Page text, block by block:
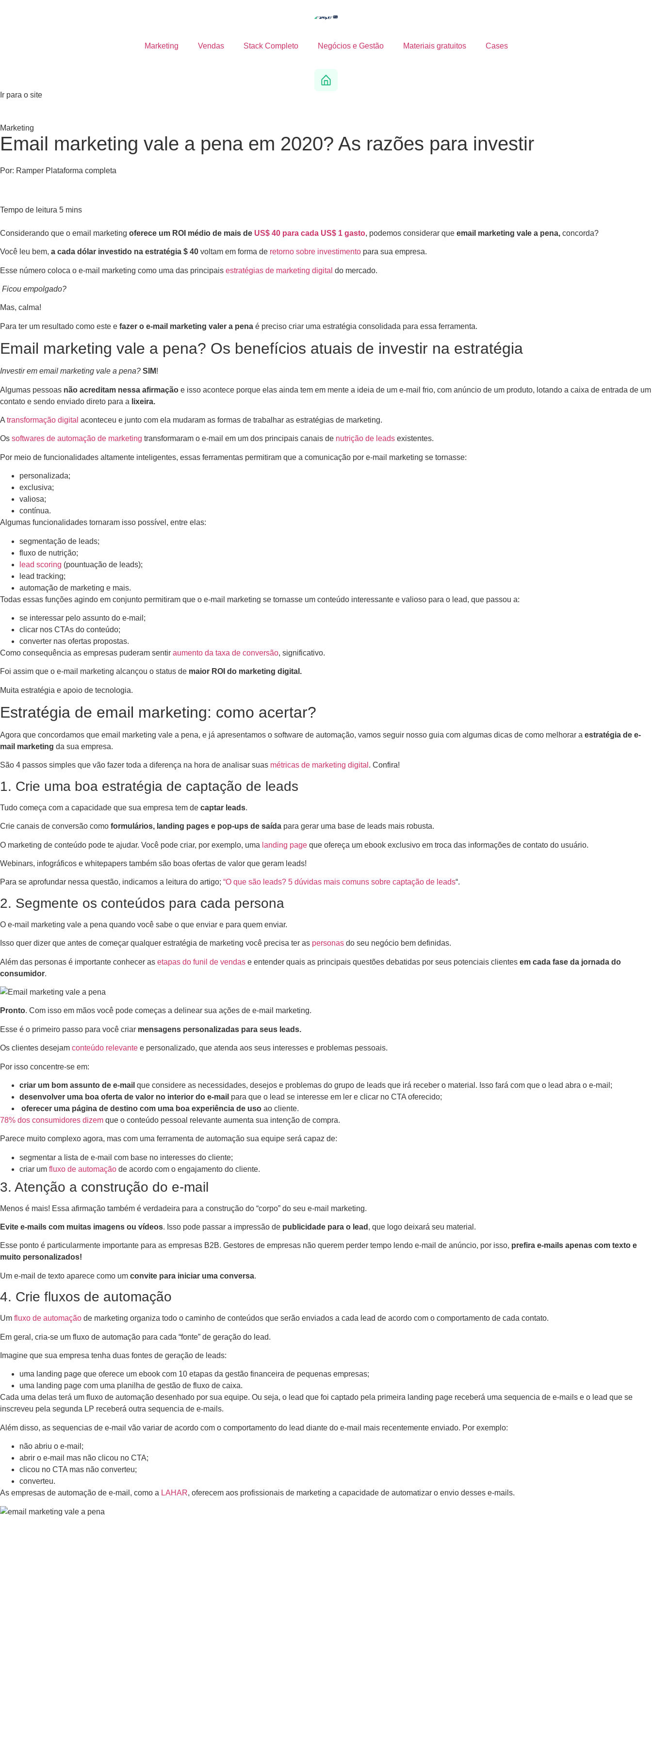
Marketing Vendas Stack Completo Negócios e Gestão Materiais gratuitos Cases
Ir para o site
Marketing
Email marketing vale a pena em 2020? As razões para investir
Por: Ramper Plataforma completa
Considerando que o email marketing oferece um ROI médio de mais de US$ 40 para cada US$ 1 gasto, podemos considerar que email marketing vale a pena, concorda?
Você leu bem, a cada dólar investido na estratégia $ 40 voltam em forma de retorno sobre investimento para sua empresa.
Esse número coloca o e-mail marketing como uma das principais estratégias de marketing digital do mercado.
Ficou empolgado?
Mas, calma!
Para ter um resultado como este e fazer o e-mail marketing valer a pena é preciso criar uma estratégia consolidada para essa ferramenta.
Email marketing vale a pena? Os benefícios atuais de investir na estratégia
Investir em email marketing vale a pena? SIM!
Algumas pessoas não acreditam nessa afirmação e isso acontece porque elas ainda tem em mente a ideia de um e-mail frio, com anúncio de um produto, lotando a caixa de entrada de um
contato e sendo enviado direto para a lixeira.
A transformação digital aconteceu e junto com ela mudaram as formas de trabalhar as estratégias de marketing.
Os softwares de automação de marketing transformaram o e-mail em um dos principais canais de nutrição de leads existentes.
Por meio de funcionalidades altamente inteligentes, essas ferramentas permitiram que a comunicação por e-mail marketing se tornasse:
personalizada;
exclusiva;
valiosa;
contínua.
Algumas funcionalidades tornaram isso possível, entre elas:
segmentação de leads;
fluxo de nutrição;
lead scoring (pountuação de leads);
lead tracking;
automação de marketing e mais.
Todas essas funções agindo em conjunto permitiram que o e-mail marketing se tornasse um conteúdo interessante e valioso para o lead, que passou a:
se interessar pelo assunto do e-mail;
clicar nos CTAs do conteúdo;
converter nas ofertas propostas.
Como consequência as empresas puderam sentir aumento da taxa de conversão, significativo.
Foi assim que o e-mail marketing alcançou o status de maior ROI do marketing digital.
Muita estratégia e apoio de tecnologia.
Estratégia de email marketing: como acertar?
Agora que concordamos que email marketing vale a pena, e já apresentamos o software de automação, vamos seguir nosso guia com algumas dicas de como melhorar a estratégia de e-
mail marketing da sua empresa.
São 4 passos simples que vão fazer toda a diferença na hora de analisar suas métricas de marketing digital . Confira!
1. Crie uma boa estratégia de captação de leads
Tudo começa com a capacidade que sua empresa tem de captar leads.
Crie canais de conversão como formulários, landing pages e pop-ups de saída para gerar uma base de leads mais robusta.
O marketing de conteúdo pode te ajudar. Você pode criar, por exemplo, uma landing page que ofereça um ebook exclusivo em troca das informações de contato do usuário.
Webinars, infográficos e whitepapers também são boas ofertas de valor que geram leads!
Para se aprofundar nessa questão, indicamos a leitura do artigo; “O que são leads? 5 dúvidas mais comuns sobre captação de leads“.
2. Segmente os conteúdos para cada persona
O e-mail marketing vale a pena quando você sabe o que enviar e para quem enviar.
Isso quer dizer que antes de começar qualquer estratégia de marketing você precisa ter as personas do seu negócio bem definidas.
Além das personas é importante conhecer as etapas do funil de vendas e entender quais as principais questões debatidas por seus potenciais clientes em cada fase da jornada do
consumidor.
Pronto. Com isso em mãos você pode começas a delinear sua ações de e-mail marketing.
Esse é o primeiro passo para você criar mensagens personalizadas para seus leads.
Os clientes desejam conteúdo relevante e personalizado, que atenda aos seus interesses e problemas pessoais.
Por isso concentre-se em:
criar um bom assunto de e-mail que considere as necessidades, desejos e problemas do grupo de leads que irá receber o material. Isso fará com que o lead abra o e-mail;
desenvolver uma boa oferta de valor no interior do e-mail para que o lead se interesse em ler e clicar no CTA oferecido;
oferecer uma página de destino com uma boa experiência de uso ao cliente.
78% dos consumidores dizem que o conteúdo pessoal relevante aumenta sua intenção de compra.
Parece muito complexo agora, mas com uma ferramenta de automação sua equipe será capaz de:
segmentar a lista de e-mail com base no interesses do cliente;
criar um fluxo de automação de acordo com o engajamento do cliente.
3. Atenção a construção do e-mail
Menos é mais! Essa afirmação também é verdadeira para a construção do “corpo” do seu e-mail marketing.
Evite e-mails com muitas imagens ou vídeos. Isso pode passar a impressão de publicidade para o lead , que logo deixará seu material.
Esse ponto é particularmente importante para as empresas B2B. Gestores de empresas não querem perder tempo lendo e-mail de anúncio, por isso, prefira e-mails apenas com texto e
muito personalizados!
Um e-mail de texto aparece como um convite para iniciar uma conversa.
4. Crie fluxos de automação
Um fluxo de automação de marketing organiza todo o caminho de conteúdos que serão enviados a cada lead de acordo com o comportamento de cada contato.
Em geral, cria-se um fluxo de automação para cada “fonte” de geração do lead.
Imagine que sua empresa tenha duas fontes de geração de leads:
uma landing page que oferece um ebook com 10 etapas da gestão financeira de pequenas empresas;
uma landing page com uma planilha de gestão de fluxo de caixa.
Cada uma delas terá um fluxo de automação desenhado por sua equipe. Ou seja, o lead que foi captado pela primeira landing page receberá uma sequencia de e-mails e o lead que se
inscreveu pela segunda LP receberá outra sequencia de e-mails.
Além disso, as sequencias de e-mail vão variar de acordo com o comportamento do lead diante do e-mail mais recentemente enviado. Por exemplo:
não abriu o e-mail;
abrir o e-mail mas não clicou no CTA;
clicou no CTA mas não converteu;
converteu.
As empresas de automação de e-mail, como a LAHAR, oferecem aos profissionais de marketing a capacidade de automatizar o envio desses e-mails.